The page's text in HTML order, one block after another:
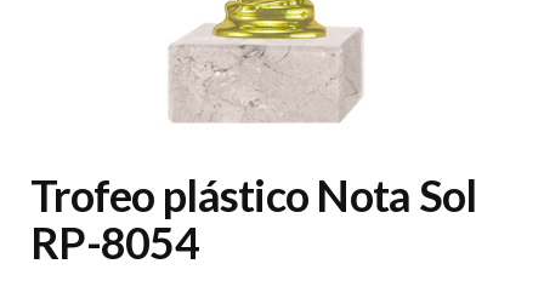
Trofeo plástico Nota Sol
RP-8054